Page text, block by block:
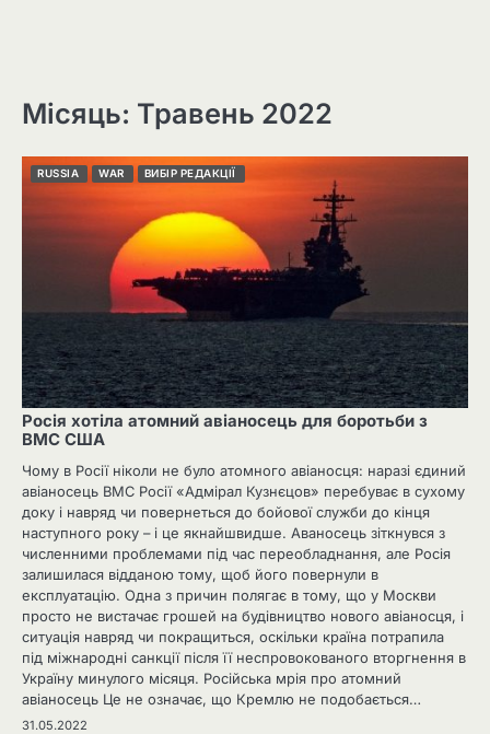
Місяць: Травень 2022
RUSSIA WAR ВИБІР РЕДАКЦІЇ
Росія хотіла атомний авіаносець для боротьби з
ВМС США
Чому в Росії ніколи не було атомного авіаносця: наразі єдиний
авіаносець ВМС Росії «Адмірал Кузнєцов» перебуває в сухому
доку і навряд чи повернеться до бойової служби до кінця
наступного року – і це якнайшвидше. Аваносець зіткнувся з
численними проблемами під час переобладнання, але Росія
залишилася відданою тому, щоб його повернули в
експлуатацію. Одна з причин полягає в тому, що у Москви
просто не вистачає грошей на будівництво нового авіаносця, і
ситуація навряд чи покращиться, оскільки країна потрапила
під міжнародні санкції після її неспровокованого вторгнення в
Україну минулого місяця. Російська мрія про атомний
авіаносець Це не означає, що Кремлю не подобається…
31.05.2022